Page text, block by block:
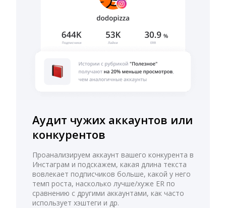
Аудит чужих аккаунтов или
конкурентов
Проанализируем аккаунт вашего конкурента в
Инстаграм и подскажем, какая длина текста
вовлекает подписчиков больше, какой у него
темп роста, насколько лучше/хуже ER по
сравнению с другими аккаунтами, как часто
использует хэштеги и др.